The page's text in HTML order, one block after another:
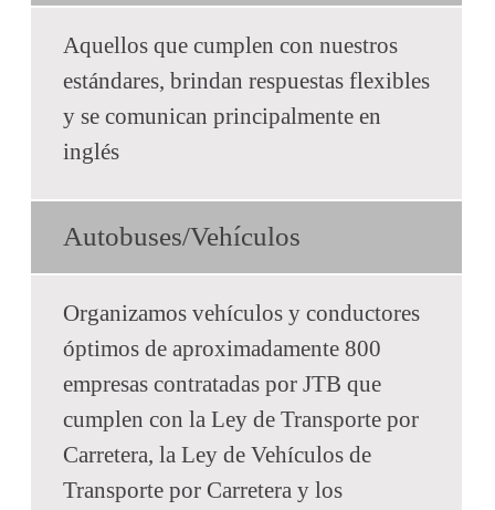
Aquellos que cumplen con nuestros
estándares, brindan respuestas flexibles
y se comunican principalmente en
inglés
Autobuses/Vehículos
Organizamos vehículos y conductores
óptimos de aproximadamente 800
empresas contratadas por JTB que
cumplen con la Ley de Transporte por
Carretera, la Ley de Vehículos de
Transporte por Carretera y los